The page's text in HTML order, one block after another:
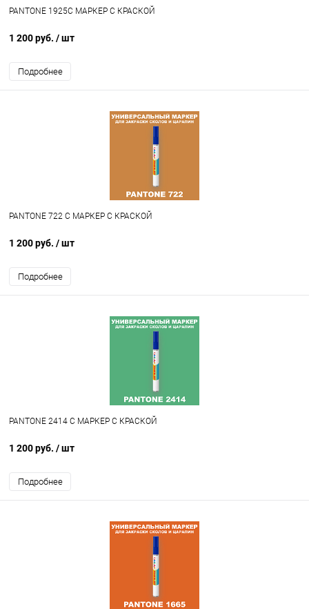
PANTONE 1925C МАРКЕР С КРАСКОЙ
1 200 руб. / шт
Подробнее
PANTONE 722 C МАРКЕР С КРАСКОЙ
1 200 руб. / шт
Подробнее
PANTONE 2414 C МАРКЕР С КРАСКОЙ
1 200 руб. / шт
Подробнее